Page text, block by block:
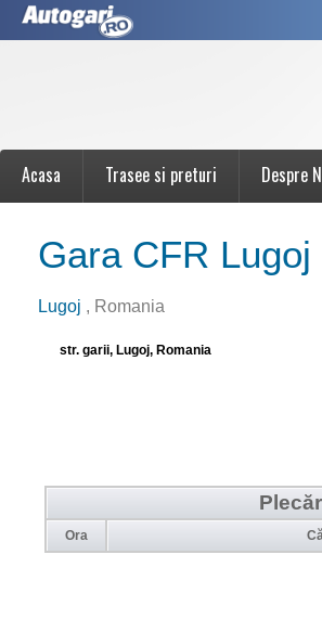
Acasa Trasee si preturi Despre
Gara CFR Lugoj
Lugoj , Romania
str. garii, Lugoj, Romania
Ora